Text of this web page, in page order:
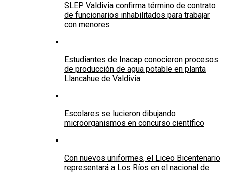
SLEP Valdivia confirma término de contrato
de funcionarios inhabilitados para trabajar
con menores
Estudiantes de Inacap conocieron procesos
de producción de agua potable en planta
Llancahue de Valdivia
Escolares se lucieron dibujando
microorganismos en concurso científico
Con nuevos uniformes, el Liceo Bicentenario
representará a Los Ríos en el nacional de